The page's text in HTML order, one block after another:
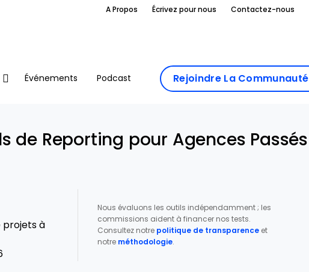
A Propos Écrivez pour nous Contactez-nous
Événements Podcast Rejoindre La Communauté
de Reporting pour Agences Passés
projets à
Nous évaluons les outils indépendamment ; les
commissions aident à financer nos tests.
Consultez notre politique de transparenceet
notre méthodologie.